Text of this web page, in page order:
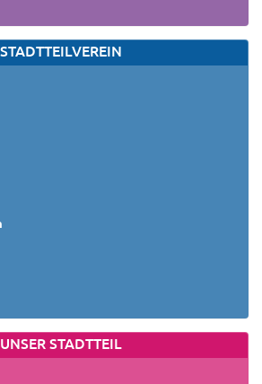
STADTTEILVEREIN
UNSER STADTTEIL